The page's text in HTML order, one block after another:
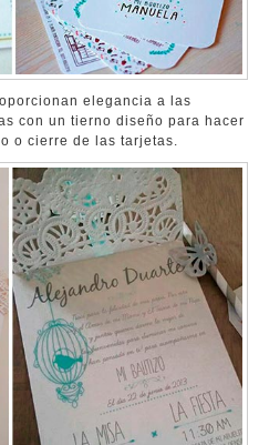
elegancia a las
con un tierno diseño para hacer
o cierre de las tarjetas.